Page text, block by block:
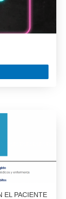
EL PACIENTE